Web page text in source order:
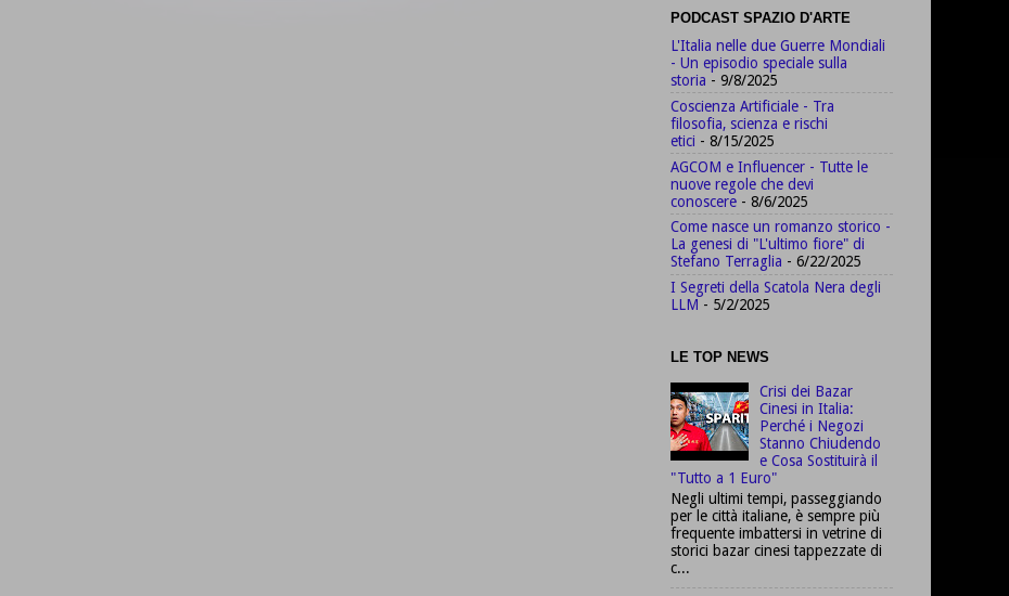
PODCAST SPAZIO D'ARTE
L'Italia nelle due Guerre Mondiali
- Un episodio speciale sulla
storia - 9/8/2025
Coscienza Artificiale - Tra
filosofia, scienza e rischi
etici - 8/15/2025
AGCOM e Influencer - Tutte le
nuove regole che devi
conoscere - 8/6/2025
Come nasce un romanzo storico -
La genesi di "L'ultimo fiore" di
Stefano Terraglia - 6/22/2025
I Segreti della Scatola Nera degli
LLM - 5/2/2025
LE TOP NEWS
Crisi dei Bazar
Cinesi in Italia:
Perché i Negozi
Stanno Chiudendo
e Cosa Sostituirà il
"Tutto a 1 Euro"
Negli ultimi tempi, passeggiando
per le città italiane, è sempre più
frequente imbattersi in vetrine di
storici bazar cinesi tappezzate di
c...